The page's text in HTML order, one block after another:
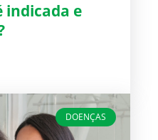
indicada e
DOENÇAS